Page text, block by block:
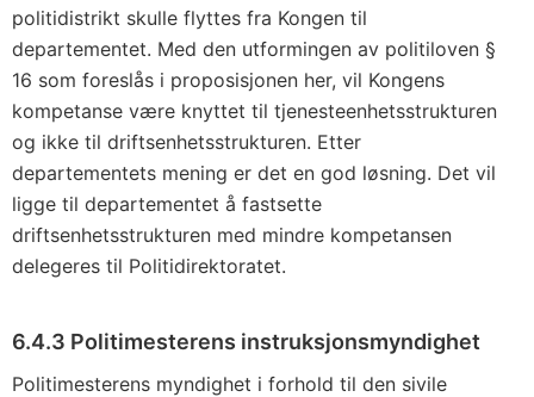
politidistrikt skulle flyttes fra Kongen til
departementet. Med den utformingen av politiloven §
16 som foreslås i proposisjonen her, vil Kongens
kompetanse være knyttet til tjenesteenhetsstrukturen
og ikke til driftsenhetsstrukturen. Etter
departementets mening er det en god løsning. Det vil
ligge til departementet å fastsette
driftsenhetsstrukturen med mindre kompetansen
delegeres til Politidirektoratet.
6.4.3 Politimesterens instruksjonsmyndighet
Politimesterens myndighet i forhold til den sivile